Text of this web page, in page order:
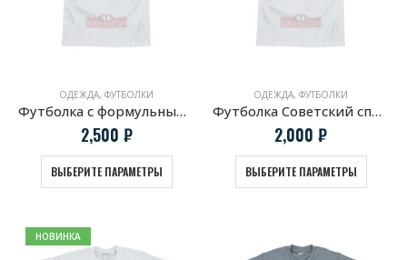
ОДЕЖДА, ФУТБОЛКИ
Футболка с формульным болидом McLaren MP4/4
2,500 ₽
ВЫБЕРИТЕ ПАРАМЕТРЫ
ОДЕЖДА, ФУТБОЛКИ
Футболка Советский спорт
2,000 ₽
ВЫБЕРИТЕ ПАРАМЕТРЫ
НОВИНКА